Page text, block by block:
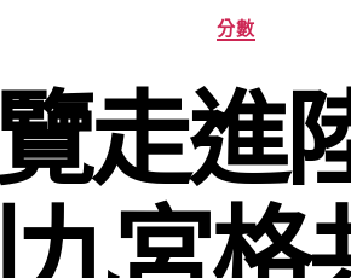
分
類
分數
走進